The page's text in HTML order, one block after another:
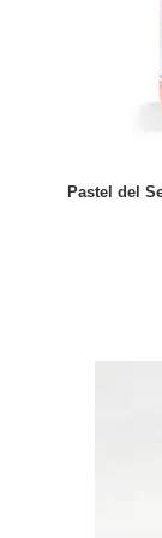
Pastel del